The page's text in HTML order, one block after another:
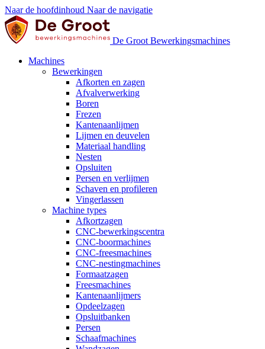
Naar de hoofdinhoud Naar de navigatie
De Groot Bewerkingsmachines
Machines
Bewerkingen
Afkorten en zagen
Afvalverwerking
Boren
Frezen
Kantenaanlijmen
Lijmen en deuvelen
Materiaal handling
Nesten
Opsluiten
Persen en verlijmen
Schaven en profileren
Vingerlassen
Machine types
Afkortzagen
CNC-bewerkingscentra
CNC-boormachines
CNC-freesmachines
CNC-nestingmachines
Formaatzagen
Freesmachines
Kantenaanlijmers
Opdeelzagen
Opsluitbanken
Persen
Schaafmachines